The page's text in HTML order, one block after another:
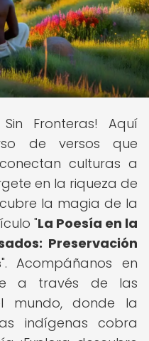
Fronteras! Aquí
de versos que
culturas a
en la riqueza de
la magia de la
"La Poesía en la
Preservación
". Acompáñanos en
a través de las
mundo, donde la
indígenas cobra